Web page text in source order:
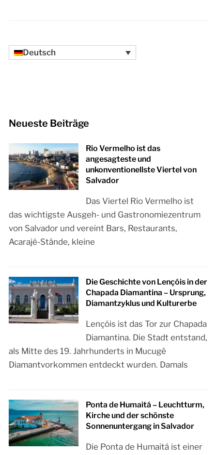
Deutsch
Neueste Beiträge
Rio Vermelho ist das
angesagteste und
unkonventionellste Viertel von
Salvador
Das Viertel Rio Vermelho ist
das wichtigste Ausgeh- und Gastronomiezentrum
von Salvador und vereint Bars, Restaurants,
Acarajé-Stände, kleine
Die Geschichte von Lençóis in der
Chapada Diamantina – Ursprung,
Diamantzyklus und Kulturerbe
Lençóis ist das Tor zur Chapada
Diamantina. Die Stadt entstand,
als Mitte des 19. Jahrhunderts in Mucugê
Diamantvorkommen entdeckt wurden. Damals
Ponta de Humaitá – Leuchtturm,
Kirche und der schönste
Sonnenuntergang in Salvador
Die Ponta de Humaitá ist einer